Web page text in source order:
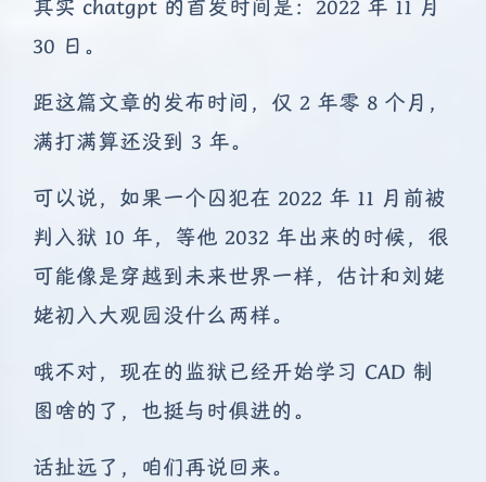
其实 chatgpt 的首发时间是：2022 年 11 月
30 日。
距这篇文章的发布时间，仅 2 年零 8 个月，
满打满算还没到 3 年。
可以说，如果一个囚犯在 2022 年 11 月前被
判入狱 10 年，等他 2032 年出来的时候，很
可能像是穿越到未来世界一样，估计和刘姥
姥初入大观园没什么两样。
哦不对，现在的监狱已经开始学习 CAD 制
图啥的了，也挺与时俱进的。
话扯远了，咱们再说回来。